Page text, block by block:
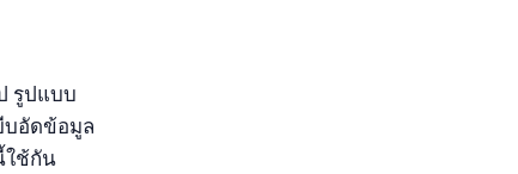
รูปแบบ
บอัดข้อมูล
ใช้กัน